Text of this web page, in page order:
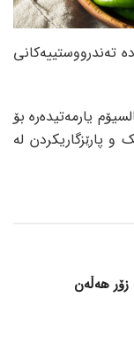
تەندرووستییەکانی
یارمەتیدەرە بۆ
و پارێزگاریکردن لە
هەڵەن